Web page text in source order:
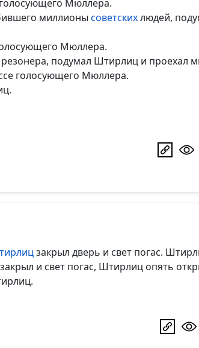
Мюллера.
миллионы советскихлюдей,
Мюллера.
подумал Штирлиц и проехал
голосующего Мюллера.
закрыл дверь и свет погас.
и свет погас, Штирлиц опять